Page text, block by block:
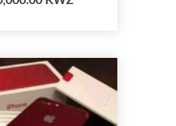
pagamento por
faça a
é rápido e
seguro.